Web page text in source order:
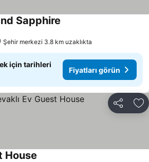
Sapphire
Şehir merkezi 3.8 km uzaklıkta
için tarihleri
Fiyatları görün
Paylaş
House